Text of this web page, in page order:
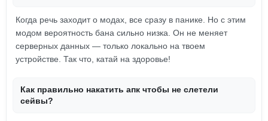
Когда речь заходит о модах, все сразу в панике. Но с этим
модом вероятность бана сильно низка. Он не меняет
серверных данных — только локально на твоем
устройстве. Так что, катай на здоровье!
Как правильно накатить апк чтобы не слетели
сейвы?